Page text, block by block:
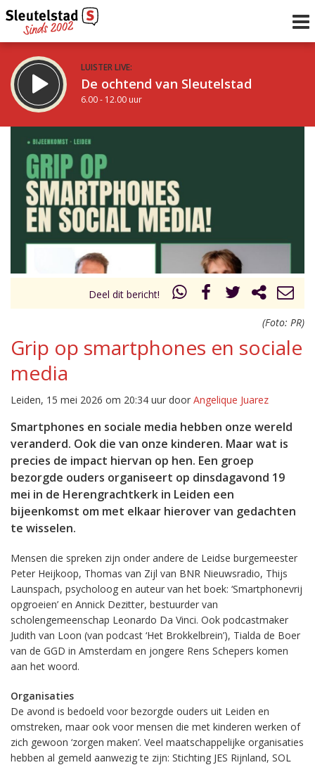
LUISTER LIVE:
De ochtend van Sleutelstad
6.00 - 12.00 uur
De middag van Sleutelstad
12.00 - 18.00 uur
Vorig uur
Inklappen
Deel dit bericht!
(Foto: PR)
Grip op smartphones en sociale
media
Leiden, 15 mei 2026 om 20:34 uur door Angelique Juarez
Smartphones en sociale media hebben onze wereld
veranderd. Ook die van onze kinderen. Maar wat is
precies de impact hiervan op hen. Een groep
bezorgde ouders organiseert op dinsdagavond 19
mei in de Herengrachtkerk in Leiden een
bijeenkomst om met elkaar hierover van gedachten
te wisselen.
Mensen die spreken zijn onder andere de Leidse burgemeester
Peter Heijkoop, Thomas van Zijl van BNR Nieuwsradio, Thijs
Launspach, psycholoog en auteur van het boek: ‘Smartphonevrij
opgroeien’ en Annick Dezitter, bestuurder van
scholengemeenschap Leonardo Da Vinci. Ook podcastmaker
Judith van Loon (van podcast ‘Het Brokkelbrein’), Tialda de Boer
van de GGD in Amsterdam en jongere Rens Schepers komen
aan het woord.
Organisaties
De avond is bedoeld voor bezorgde ouders uit Leiden en
omstreken, maar ook voor mensen die met kinderen werken of
zich gewoon ‘zorgen maken’. Veel maatschappelijke organisaties
hebben al gemeld aanwezig te zijn: Stichting JES Rijnland, SOL